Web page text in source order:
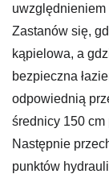
uwzględnieniem
Zastanów się,
kąpielowa, a
bezpieczna
odpowiednią
średnicy 150
Następnie
punktów